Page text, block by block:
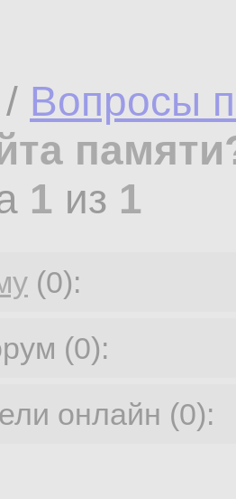
/ Вопросы
1 из 1
(0):
(0):
онлайн (0):